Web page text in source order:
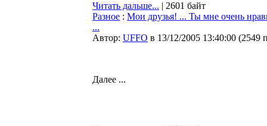
Читать дальше... | 2601 байт
Разное : Мои друзья! ... Ты мне очень
...
Автор: UFFO в 13/12/2005 13:40:00 (2549
Далее ...